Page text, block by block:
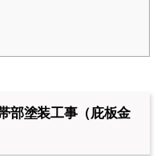
部塗装工事（庇板金